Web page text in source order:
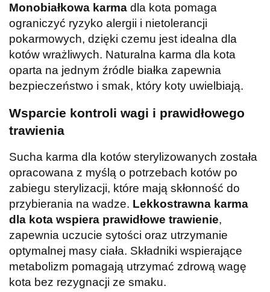
Monobiałkowa karma dla kota pomaga
ograniczyć ryzyko alergii i nietolerancji
pokarmowych, dzięki czemu jest idealna dla
kotów wrażliwych. Naturalna karma dla kota
oparta na jednym źródle białka zapewnia
bezpieczeństwo i smak, który koty uwielbiają.
Wsparcie kontroli wagi i prawidłowego
trawienia
Sucha karma dla kotów sterylizowanych została
opracowana z myślą o potrzebach kotów po
zabiegu sterylizacji, które mają skłonność do
przybierania na wadze. Lekkostrawna karma
dla kota wspiera prawidłowe trawienie,
zapewnia uczucie sytości oraz utrzymanie
optymalnej masy ciała. Składniki wspierające
metabolizm pomagają utrzymać zdrową wagę
kota bez rezygnacji ze smaku.